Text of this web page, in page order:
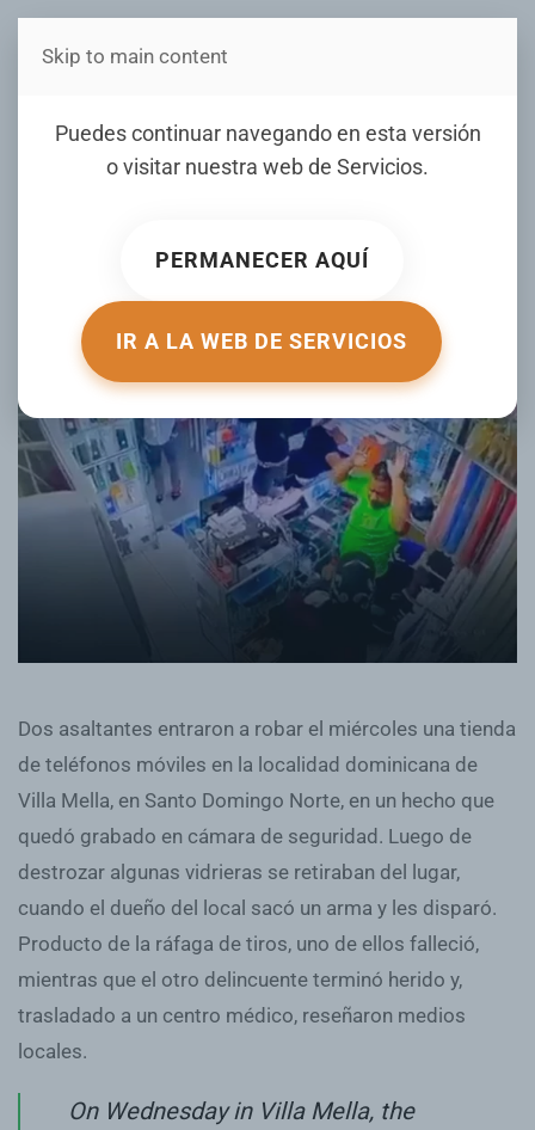
Estás en Telenord Medios
Puedes continuar navegando en esta versión
o visitar nuestra web de Servicios.
PERMANECER AQUÍ
IR A LA WEB DE SERVICIOS
Skip to main content
FUERTE VIDEO: Asalto a
una tienda de móviles toma
ESCRITO POR ACTUALIDAD.RT.COM EL02 MARZO 2026
Dos asaltantes entraron a robar el miércoles una tienda
de teléfonos móviles en la localidad dominicana de
Villa Mella, en Santo Domingo Norte, en un hecho que
quedó grabado en cámara de seguridad. Luego de
destrozar algunas vidrieras se retiraban del lugar,
cuando el dueño del local sacó un arma y les disparó.
Producto de la ráfaga de tiros, uno de ellos falleció,
mientras que el otro delincuente terminó herido y,
trasladado a un centro médico, reseñaron medios
locales.
On Wednesday in Villa Mella, the